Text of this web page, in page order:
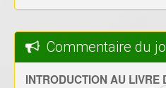
Commentaire du
INTRODUCTION AU LIVRE